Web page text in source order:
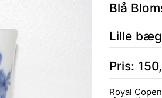
Blå
Lille
Pris: 150
Royal